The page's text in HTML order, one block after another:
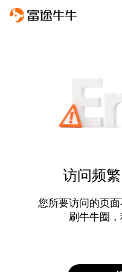
访问频
您所要访问的页
刷牛牛圈